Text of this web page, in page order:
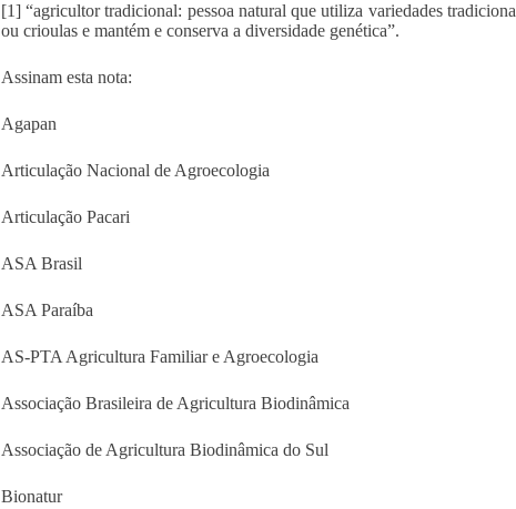
[1] “agricultor tradicional: pessoa natural que utiliza variedades
ou crioulas e mantém e conserva a diversidade genética”.
Assinam esta nota:
Agapan
Articulação Nacional de Agroecologia
Articulação Pacari
ASA Brasil
ASA Paraíba
AS-PTA Agricultura Familiar e Agroecologia
Associação Brasileira de Agricultura Biodinâmica
Associação de Agricultura Biodinâmica do Sul
Bionatur